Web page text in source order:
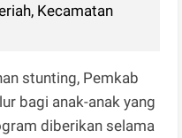
Kecamatan
stunting, Pemkab
bagi anak-anak yang
diberikan selama